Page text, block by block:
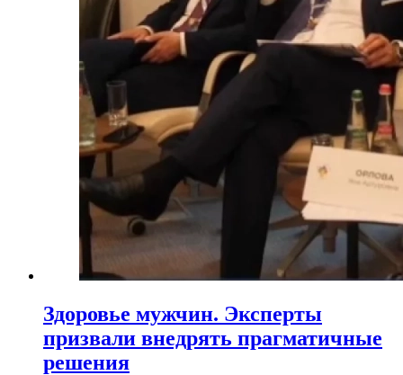
Здоровье мужчин. Эксперты
призвали внедрять прагматичные
решения